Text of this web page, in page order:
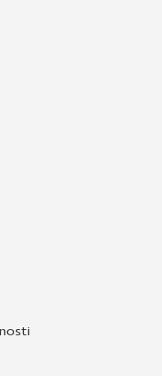
mat? Šta je bolje